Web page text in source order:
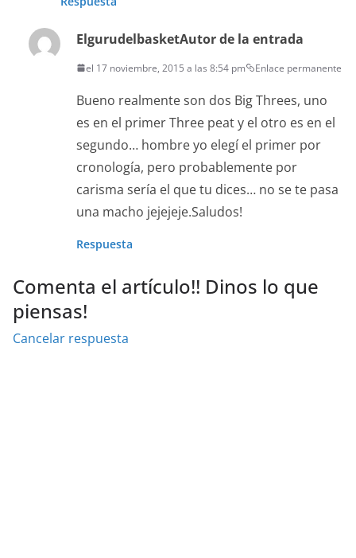
ElgurudelbasketAutor de la entrada
el 17 noviembre, 2015 a las 8:54 pm Enlace permanente
Bueno realmente son dos Big Threes, uno
es en el primer Three peat y el otro es en el
segundo… hombre yo elegí el primer por
cronología, pero probablemente por
carisma sería el que tu dices… no se te pasa
una macho jejejeje.Saludos!
Respuesta
Comenta el artículo!! Dinos lo que
piensas!
Cancelar respuesta